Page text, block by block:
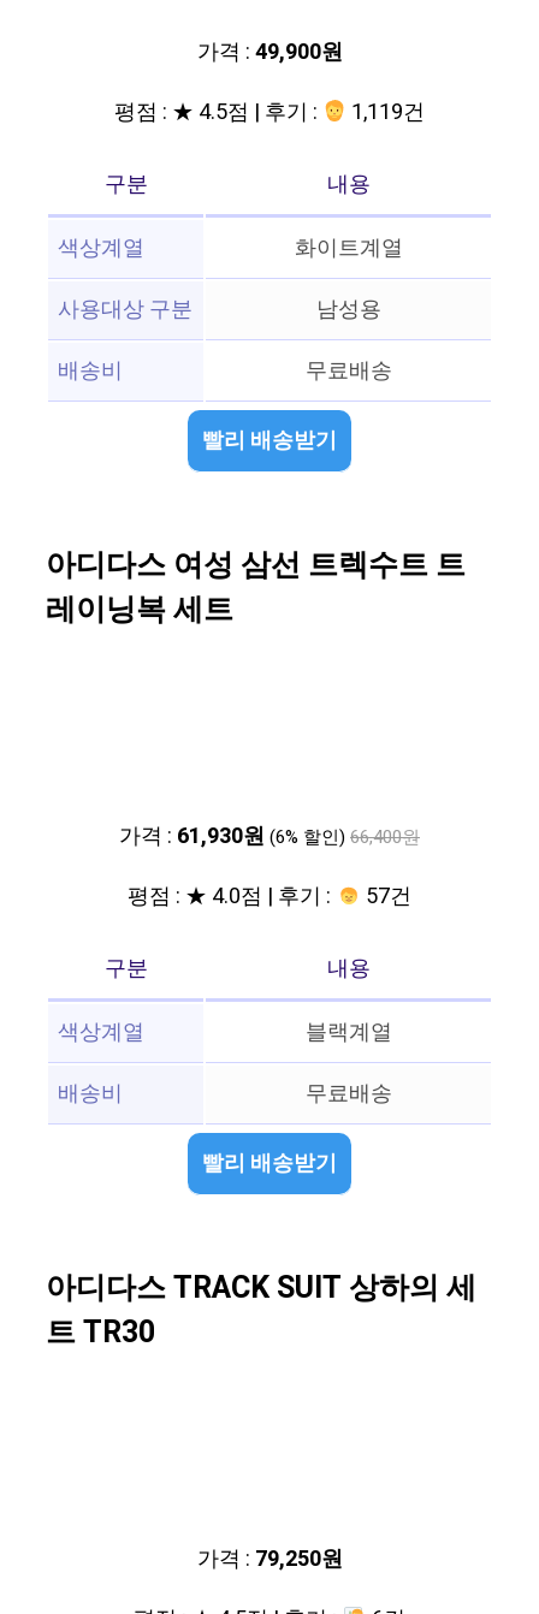
가격 :49,900원
평점 : ★ 4.5점 | 후기 :
1,119건
구분
내용
색상계열
화이트계열
사용대상 구분
남성용
배송비
무료배송
빨리 배송받기
아디다스 여성 삼선 트렉수트 트
레이닝복 세트
가격 : 61,930원 (6% 할인) 66,400원
평점 : ★ 4.0점 | 후기 : 57건
구분
내용
색상계열
블랙계열
배송비
무료배송
빨리 배송받기
아디다스 TRACK SUIT 상하의 세
트 TR30
가격 : 79,250원